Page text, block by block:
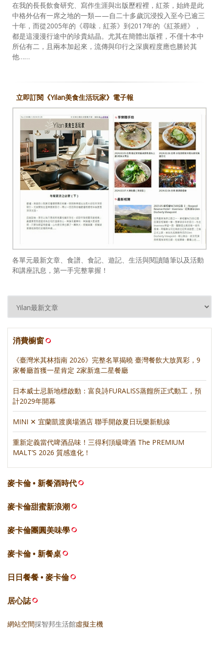
在我的長長飲食研究、寫作生涯與出版歷程裡，紅茶，始終是此
中格外佔有一席之地的一類——自二十多歲沉浸投入至今已逾三
十年，而從2005年的《尋味．紅茶》到2017年的《紅茶經》，
都是這漫漫行途中的珍貴結晶。尤其在簡體出版裡，不僅十本中
所佔有二，且兩本加起來，流傳與印行之深廣程度應也勝於其
他……
立即訂閱《Yilan美食生活玩家》電子報
各單元最新文章、食譜、食記、遊記、生活與閱讀隨筆以及活動
和講座訊息，第一手完整掌握！
消費櫥窗
《臺灣米其林指南 2026》完整名單揭曉 臺灣餐飲大放異彩，9
家餐廳首獲一星肯定 2家新進二星餐廳
日本威士忌新地標啟動：富良詩FURALISS蒸餾所正式動工，預
計2029年開幕
MINI ✕ 宜蘭凱渡廣場酒店 聯手開啟夏日玩樂新航線
重新定義當代啤酒品味！三得利頂級啤酒 The PREMIUM
MALT’S 2026 質感進化！
麥卡倫 • 新餐酒時代
麥卡倫甜蜜新浪潮
麥卡倫團圓美味學
麥卡倫 • 新餐桌
日日餐餐 • 麥卡倫
居心誌
網站空間採智邦生活館虛擬主機